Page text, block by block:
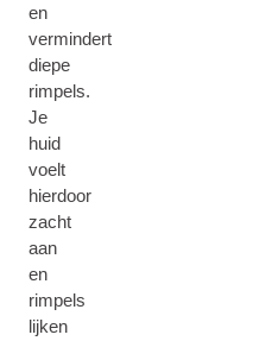
en
vermindert
diepe
rimpels.
Je
huid
voelt
hierdoor
zacht
aan
en
rimpels
lijken